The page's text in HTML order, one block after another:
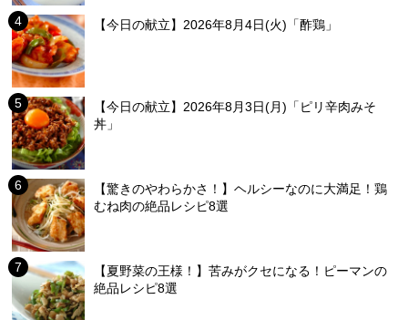
【今日の献立】2026年8月4日(火)「酢鶏」
【今日の献立】2026年8月3日(月)「ピリ辛肉みそ
丼」
【驚きのやわらかさ！】ヘルシーなのに大満足！鶏
むね肉の絶品レシピ8選
【夏野菜の王様！】苦みがクセになる！ピーマンの
絶品レシピ8選